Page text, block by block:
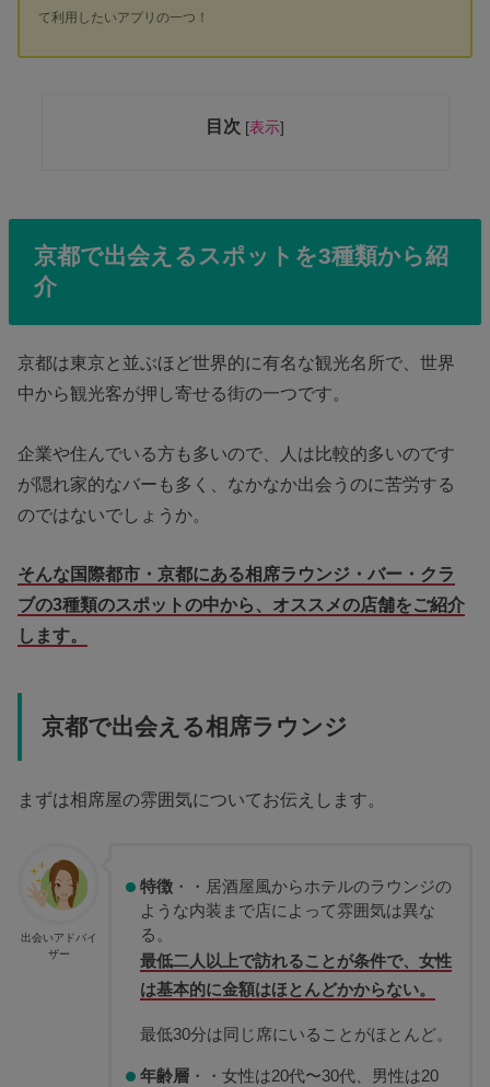
て利用したいアプリの一つ！
目次 [表示]
京都で出会えるスポットを3種類から紹
介
京都は東京と並ぶほど世界的に有名な観光名所で、世界
中から観光客が押し寄せる街の一つです。
企業や住んでいる方も多いので、人は比較的多いのです
が隠れ家的なバーも多く、なかなか出会うのに苦労する
のではないでしょうか。
そんな国際都市・京都にある相席ラウンジ・バー・クラ
ブの3種類のスポットの中から、オススメの店舗をご紹介
します。
京都で出会える相席ラウンジ
まずは相席屋の雰囲気についてお伝えします。
出会いアドバイ
ザー
特徴・・居酒屋風からホテルのラウンジの
ような内装まで店によって雰囲気は異な
る。
最低二人以上で訪れることが条件で、女性
は基本的に金額はほとんどかからない。
最低30分は同じ席にいることがほとんど。
年齢層・・女性は20代〜30代、男性は20